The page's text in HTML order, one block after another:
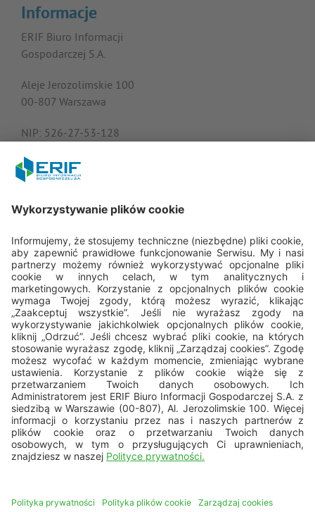
Informacje
ERIF Biuro Informacji
Gospodarczej S.A.
Aleje Jerozolimskie 100
00-807 Warszawa
NIP: 526-27-53-128
REGON: 015613573
22 594 25 15
pon. - pt.: 8.00 - 16.00
bok@erif.pl